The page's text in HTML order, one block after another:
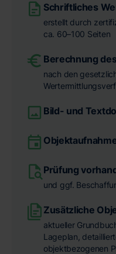
Schriftliches
erstellt durch
ca. 60–100 Seiten
Berechnung
nach den
Bild- und
Prüfung
und ggf.
Zusätzliche
aktueller
Lageplan,
objektbezogenen